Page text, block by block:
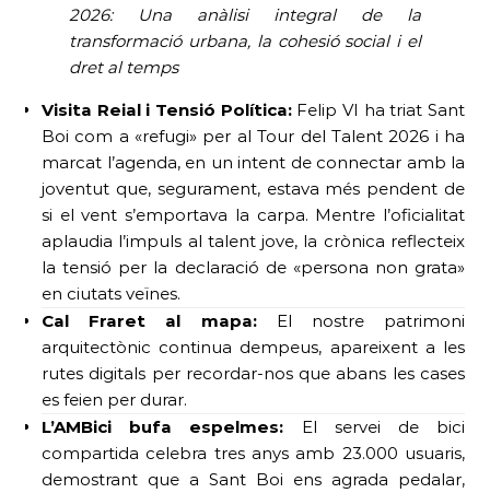
2026: Una anàlisi integral de la
transformació urbana, la cohesió social i el
dret al temps
Visita Reial i Tensió Política:Felip VI ha triat Sant
Boi com a «refugi» per al Tour del Talent 2026 i ha
marcat l’agenda, en un intent de connectar amb la
joventut que, segurament, estava més pendent de
si el vent s’emportava la carpa. Mentre l’oficialitat
aplaudia l’impuls al talent jove, la crònica reflecteix
la tensió per la declaració de «persona non grata»
en ciutats veïnes.
Cal Fraret al mapa:El nostre patrimoni
arquitectònic continua dempeus, apareixent a les
rutes digitals per recordar-nos que abans les cases
es feien per durar.
L’AMBici bufa espelmes: El servei de bici
compartida celebra tres anys amb 23.000 usuaris,
demostrant que a Sant Boi ens agrada pedalar,